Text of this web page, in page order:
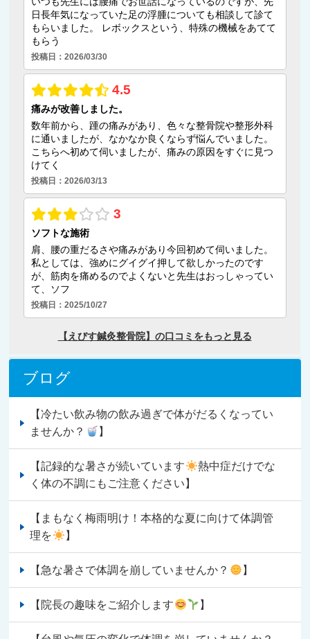
ブログ
【冷たい飲み物の飲み過ぎで体がだるくなってい
ませんか？
】
【記録的な暑さが続いています
熱中症だけでな
く体の不調にもご注意ください】
【まもなく梅雨明け！本格的な夏に向けて体調管
理を
】
【急な暑さで体調を崩していませんか？ 】
【院長の趣味をご紹介します 】